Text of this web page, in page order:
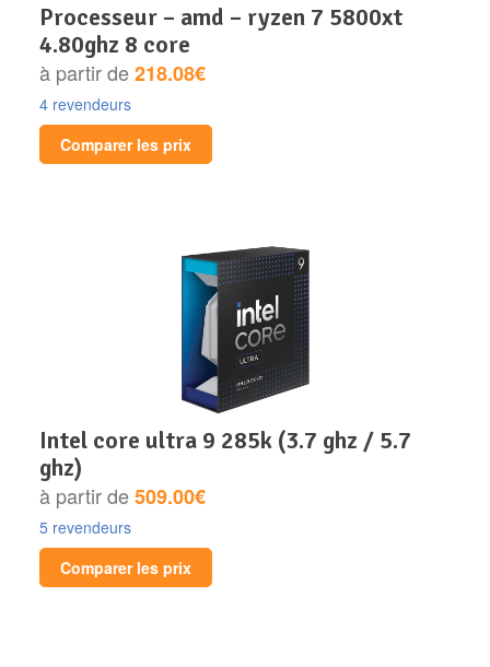
processeur – amd – ryzen 7 5800xt
4.80ghz 8 core
à partir de218.08€
4 revendeurs
Comparer les prix
intel core ultra 9 285k (3.7 ghz / 5.7
ghz)
à partir de509.00€
5 revendeurs
Comparer les prix